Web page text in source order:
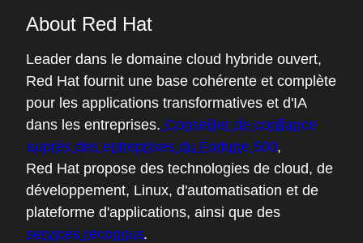
About Red Hat
Leader dans le domaine cloud hybride ouvert,
Red Hat fournit une base cohérente et complète
pour les applications transformatives et d'IA
dans les entreprises. Conseiller de confiance
auprès des entreprises du Fortune 500,
Red Hat propose des technologies de cloud, de
développement, Linux, d'automatisation et de
plateforme d'applications, ainsi que des
services reconnus.